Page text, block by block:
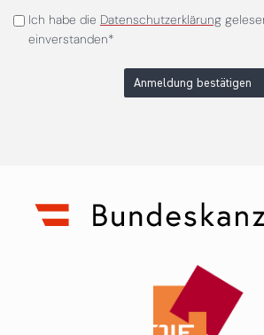
Ich habe die Datenschutzerklärung
einverstanden*
Anmeldung bestätigen